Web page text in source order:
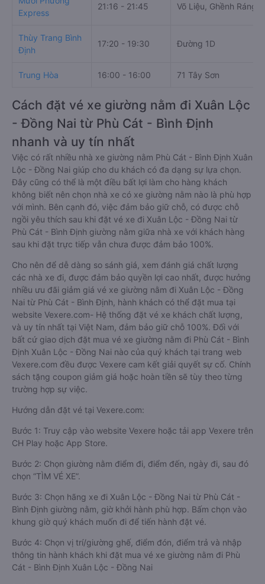
Rạng Đông
Buslines
18:10 - 21:10 QL1A
Mười Phương
Express
21:16 - 21:45 Võ Liệu, Ghềnh Ráng
Thùy Trang Bình
Trung Hòa 16:00 - 16:00 71 Tây Sơn
Cách đặt vé xe giường nằm đi Xuân Lộc
- Đồng Nai từ Phù Cát - Bình Định
nhanh và uy tín nhất
Việc có rất nhiều nhà xe giường nằm Phù Cát - Bình Định Xuân
Lộc - Đồng Nai giúp cho du khách có đa dạng sự lựa chọn.
Đây cũng có thể là một điều bất lợi làm cho hàng khách
không biết nên chọn nhà xe có xe giường nằm nào là phù hợp
với mình. Bên cạnh đó, việc đảm bảo giữ chỗ, có được chỗ
ngồi yêu thích sau khi đặt vé xe đi Xuân Lộc - Đồng Nai từ
Phù Cát - Bình Định giường nằm giữa nhà xe với khách hàng
sau khi đặt trực tiếp vẫn chưa được đảm bảo 100%.
Cho nên để dễ dàng so sánh giá, xem đánh giá chất lượng
các nhà xe đi, được đảm bảo quyền lợi cao nhất, được hưởng
nhiều ưu đãi giảm giá vé xe giường nằm đi Xuân Lộc - Đồng
Nai từ Phù Cát - Bình Định, hành khách có thể đặt mua tại
website Vexere.com- Hệ thống đặt vé xe khách chất lượng,
và uy tín nhất tại Việt Nam, đảm bảo giữ chỗ 100%. Đối với
bất cứ giao dịch đặt mua vé xe giường nằm đi Phù Cát - Bình
Định Xuân Lộc - Đồng Nai nào của quý khách tại trang web
Vexere.com đều được Vexere cam kết giải quyết sự cố. Chính
trường hợp sự việc.
Bước 1: Truy cập vào website Vexere hoặc tải app Vexere trên
Bước 2: Chọn giường nằm điểm đi, điểm đến, ngày đi, sau đó
chọn “TÌM VÉ XE”.
Bước 3: Chọn hãng xe đi Xuân Lộc - Đồng Nai từ Phù Cát -
Bình Định giường nằm, giờ khởi hành phù hợp. Bấm chọn vào
khung giờ quý khách muốn đi để tiến hành đặt vé.